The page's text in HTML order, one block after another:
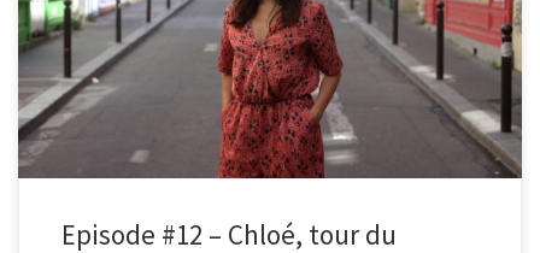
Dans cet épisode je reçois Chloé.Suite à un déclic sur l’impact du sur-
tourisme lors d’un voyage professionnel en Islande, elle […]
Episode #12 – Chloé, tour du